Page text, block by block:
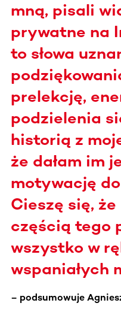
mną, pisali
prywatne na
to słowa
prelekcję,
podzielenia
historią z
że dałam im
motywację
Cieszę się, że
częścią tego
wszystko w
wspaniałych
– podsumowuje